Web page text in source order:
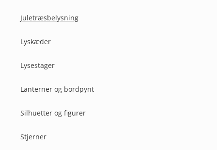
Juletræsbelysning
Lyskæder
Lysestager
Lanterner og bordpynt
Silhuetter og figurer
Stjerner